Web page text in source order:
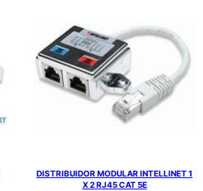
DISTRIBUIDOR MODULAR INTELLINET 1
X 2 RJ45 CAT 5E